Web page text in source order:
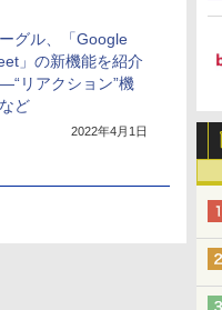
グル、「Google
」の新機能を紹介
リアクション”機
ど
2022年4月1日